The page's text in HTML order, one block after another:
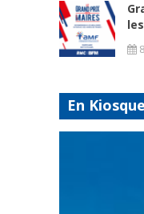
En Kiosque